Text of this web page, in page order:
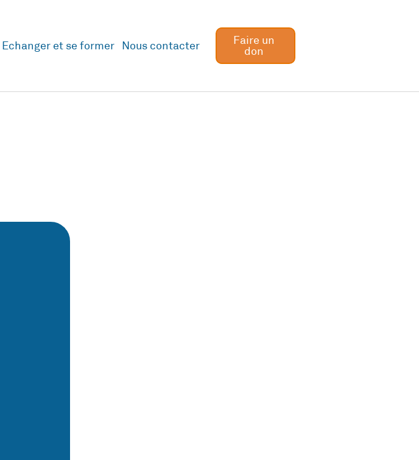
Echanger et se former Nous contacter
Faire un
don